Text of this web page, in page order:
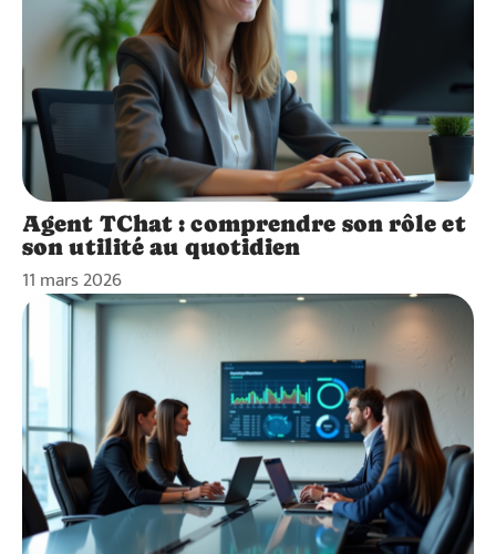
Agent TChat : comprendre son rôle et
son utilité au quotidien
11 mars 2026